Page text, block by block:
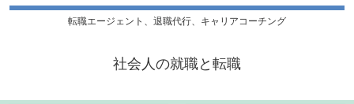
転職エージェント、退職代行、キャリアコーチング
社会人の就職と転職